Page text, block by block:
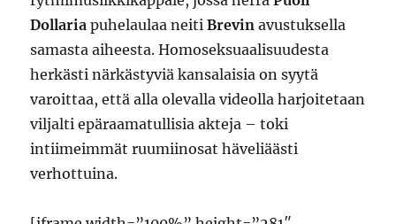
Dollaria puhelaulaa neitiBrevin avustuksella
samasta aiheesta. Homoseksuaalisuudesta
herkästi närkästyviä kansalaisia on syytä
varoittaa, että alla olevalla videolla harjoitetaan
viljalti epäraamatullisia akteja – toki
intiimeimmät ruumiinosat häveliäästi
verhottuina.